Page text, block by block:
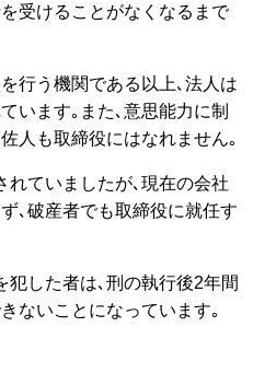
受けることがなくなるまで
行う機関である以上､法人は
います｡また､意思能力に制
人も取締役にはなれません｡
れていましたが､現在の会社
､破産者でも取締役に就任す
犯した者は､刑の執行後2年間
ないことになっています｡